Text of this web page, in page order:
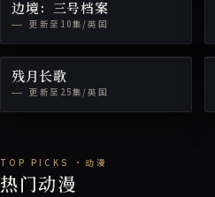
边境：三号档案
更新至10集/英国
残月长歌
更新至25集/英国
热门动漫